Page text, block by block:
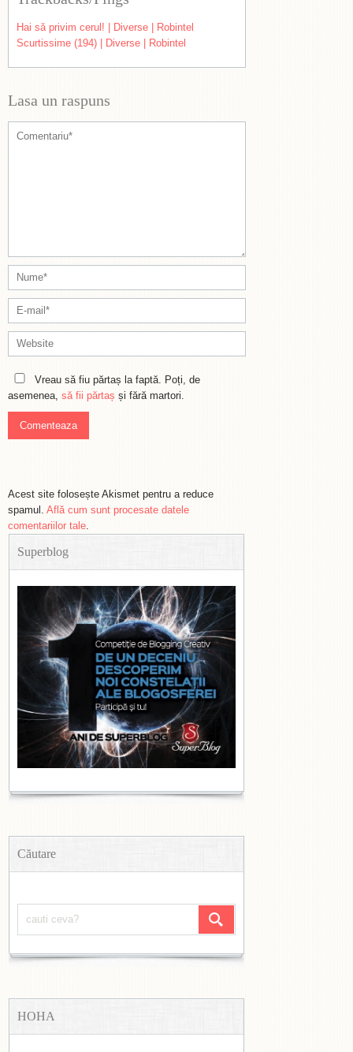
Hai să privim cerul! | Diverse | Robintel
Scurtissime (194) | Diverse | Robintel
Lasa un raspuns
Vreau să fiu părtaș la faptă. Poți, de
asemenea, să fii părtaș și fără martori.
Acest site folosește Akismet pentru a reduce
spamul. Află cum sunt procesate datele
comentariilor tale.
Superblog
Căutare
HOHA